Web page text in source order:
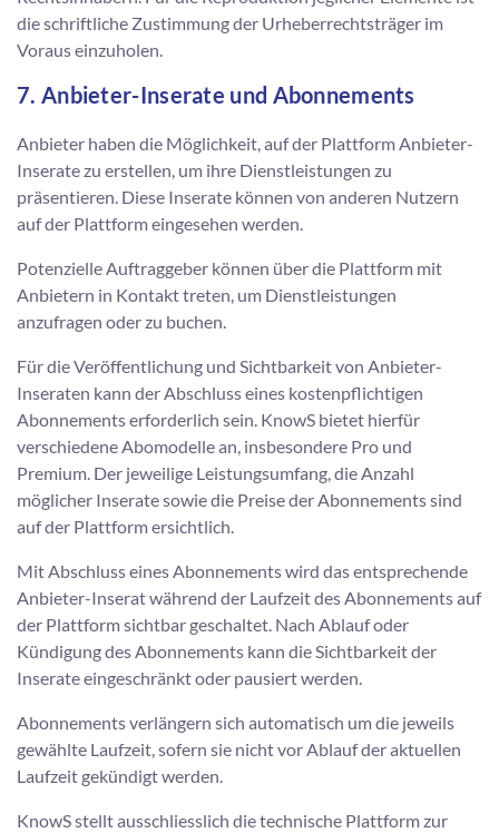
die schriftliche Zustimmung der Urheberrechtsträger im
Voraus einzuholen.
7. Anbieter-Inserate und Abonnements
Anbieter haben die Möglichkeit, auf der Plattform Anbieter-
Inserate zu erstellen, um ihre Dienstleistungen zu
präsentieren. Diese Inserate können von anderen Nutzern
auf der Plattform eingesehen werden.
Potenzielle Auftraggeber können über die Plattform mit
Anbietern in Kontakt treten, um Dienstleistungen
anzufragen oder zu buchen.
Für die Veröffentlichung und Sichtbarkeit von Anbieter-
Inseraten kann der Abschluss eines kostenpflichtigen
Abonnements erforderlich sein. KnowS bietet hierfür
verschiedene Abomodelle an, insbesondere Pro und
Premium. Der jeweilige Leistungsumfang, die Anzahl
möglicher Inserate sowie die Preise der Abonnements sind
auf der Plattform ersichtlich.
Mit Abschluss eines Abonnements wird das entsprechende
Anbieter-Inserat während der Laufzeit des Abonnements auf
der Plattform sichtbar geschaltet. Nach Ablauf oder
Kündigung des Abonnements kann die Sichtbarkeit der
Inserate eingeschränkt oder pausiert werden.
Abonnements verlängern sich automatisch um die jeweils
gewählte Laufzeit, sofern sie nicht vor Ablauf der aktuellen
Laufzeit gekündigt werden.
KnowS stellt ausschliesslich die technische Plattform zur